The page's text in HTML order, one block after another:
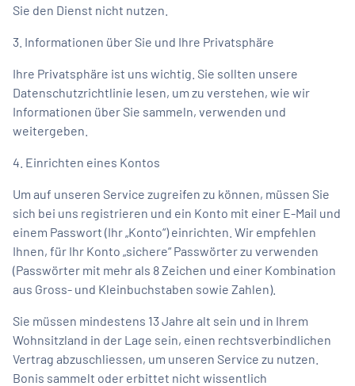
Sie den Dienst nicht nutzen.
3. Informationen über Sie und Ihre Privatsphäre
Ihre Privatsphäre ist uns wichtig. Sie sollten unsere
Datenschutzrichtlinie lesen, um zu verstehen, wie wir
Informationen über Sie sammeln, verwenden und
weitergeben.
4. Einrichten eines Kontos
Um auf unseren Service zugreifen zu können, müssen Sie
sich bei uns registrieren und ein Konto mit einer E-Mail und
einem Passwort (Ihr „Konto“) einrichten. Wir empfehlen
Ihnen, für Ihr Konto „sichere“ Passwörter zu verwenden
(Passwörter mit mehr als 8 Zeichen und einer Kombination
aus Gross- und Kleinbuchstaben sowie Zahlen).
Sie müssen mindestens 13 Jahre alt sein und in Ihrem
Wohnsitzland in der Lage sein, einen rechtsverbindlichen
Vertrag abzuschliessen, um unseren Service zu nutzen.
Bonis sammelt oder erbittet nicht wissentlich